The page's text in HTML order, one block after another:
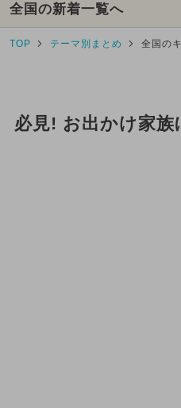
全国の新着一覧へ
TOP テーマ別まとめ 全国の
必見! お出かけ家族